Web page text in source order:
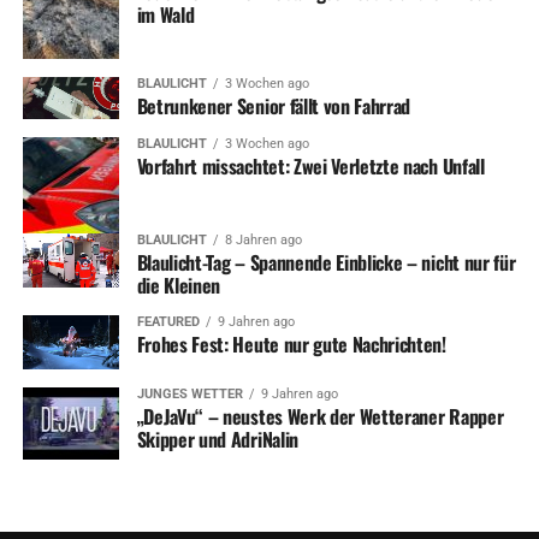
im Wald
BLAULICHT 3 Wochen ago
Betrunkener Senior fällt von Fahrrad
BLAULICHT 3 Wochen ago
Vorfahrt missachtet: Zwei Verletzte nach Unfall
BLAULICHT 8 Jahren ago
Blaulicht-Tag – Spannende Einblicke – nicht nur für
die Kleinen
FEATURED 9 Jahren ago
Frohes Fest: Heute nur gute Nachrichten!
JUNGES WETTER 9 Jahren ago
„DeJaVu“ – neustes Werk der Wetteraner Rapper
Skipper und AdriNalin